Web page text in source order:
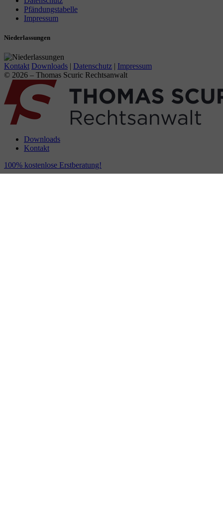
Pfändungstabelle
Impressum
Niederlassungen
Kontakt Downloads | Datenschutz | Impressum
© 2026 – Thomas Scuric Rechtsanwalt
Downloads
Kontakt
100% kostenlose Erstberatung!